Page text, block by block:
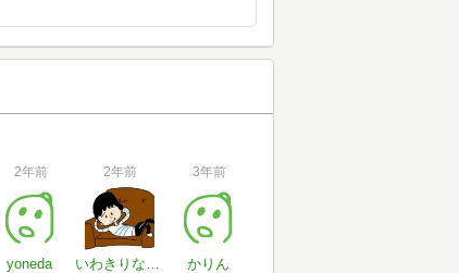
2年前
yoneda
2年前
いわきりなおと
3年前
かりん